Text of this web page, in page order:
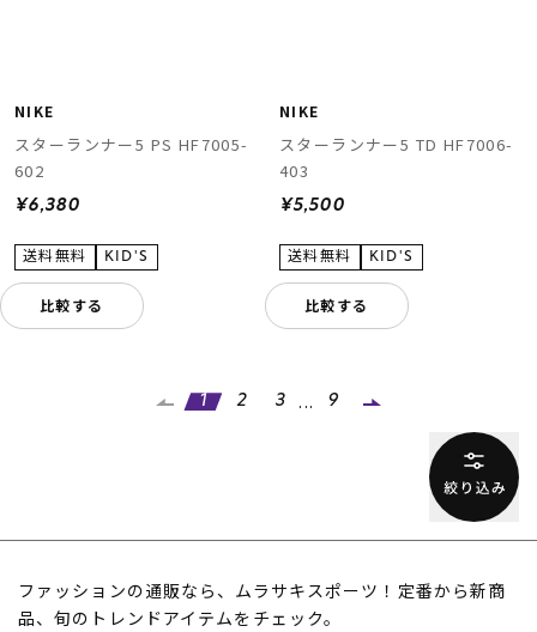
NIKE
スターランナー5 PS HF7005-
602
¥6,380
比較する
NIKE
スターランナー5 TD HF7006-
403
¥5,500
比較する
1 2 3 ... 9
ファッションの通販なら、ムラサキスポーツ！定番から新商
品、旬のトレンドアイテムをチェック。